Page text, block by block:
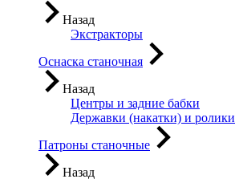
Назад
Экстракторы
Оснаска станочная
Назад
Центры и задние бабки
Державки (накатки) и ролики
Патроны станочные
Назад